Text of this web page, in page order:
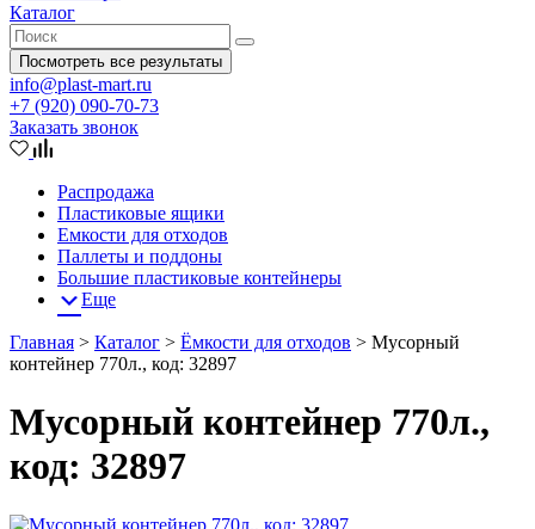
Каталог
Посмотреть все результаты
info@plast-mart.ru
+7 (920) 090-70-73
Заказать звонок
Распродажа
Пластиковые ящики
Емкости для отходов
Паллеты и поддоны
Большие пластиковые контейнеры
Еще
Главная > Каталог > Ёмкости для отходов > Мусорный
контейнер 770л., код: 32897
Мусорный контейнер 770л.,
код: 32897